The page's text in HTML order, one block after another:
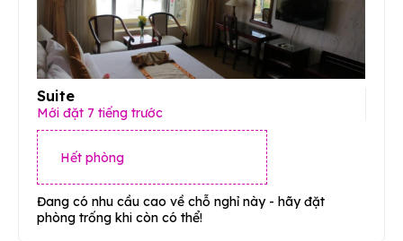
Suite
Mới đặt 7 tiếng trước
Hết phòng
Đang có nhu cầu cao về chỗ nghỉ này - hãy đặt
phòng trống khi còn có thể!